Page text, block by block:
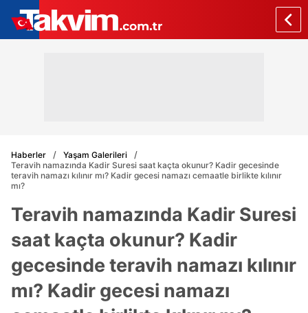
Haberler
Yaşam Galerileri
Teravih namazında Kadir Suresi saat kaçta okunur? Kadir gecesinde
teravih namazı kılınır mı? Kadir gecesi namazı cemaatle birlikte kılınır
mı?
Teravih namazında Kadir Suresi
saat kaçta okunur? Kadir
gecesinde teravih namazı kılınır
mı? Kadir gecesi namazı